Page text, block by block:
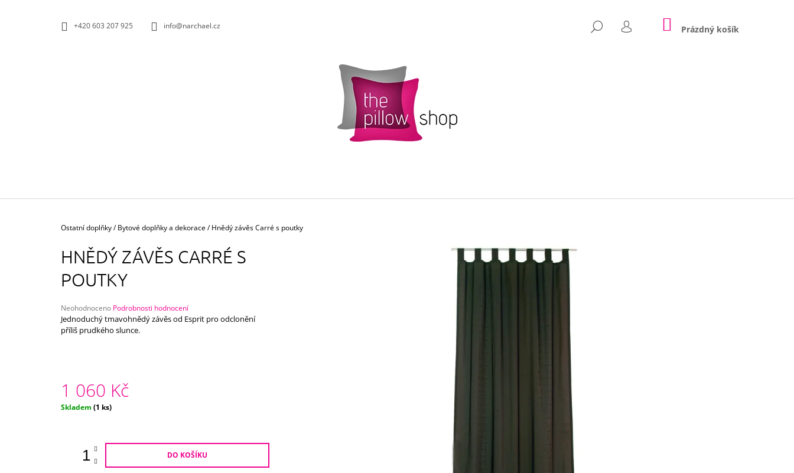
+420 603 207 925 info@narchael.cz HLEDAT
PŘIHLÁŠENÍ
NÁKUPNÍ
KOŠÍK
Prázdný košík
Domů
Ostatní doplňky/ Bytové doplňky a dekorace/ Hnědý závěs Carré s poutky
HNĚDÝ ZÁVĚS CARRÉ S
POUTKY
Průměrné
hodnocení
produktu
Neohodnoceno Podrobnosti hodnocení
Jednoduchý tmavohnědý závěs od Esprit pro odclonění
příliš prudkého slunce.
1 060 Kč
Měrná
Skladem (1 ks)
DO KOŠÍKU
CO POTŘEBUJETE NAJÍT?
HLEDAT
POVLAK POLŠTÁŘE ELEPHANT
750 Kč
ŽLUTÝ POVLAK POLŠTÁŘE NINA